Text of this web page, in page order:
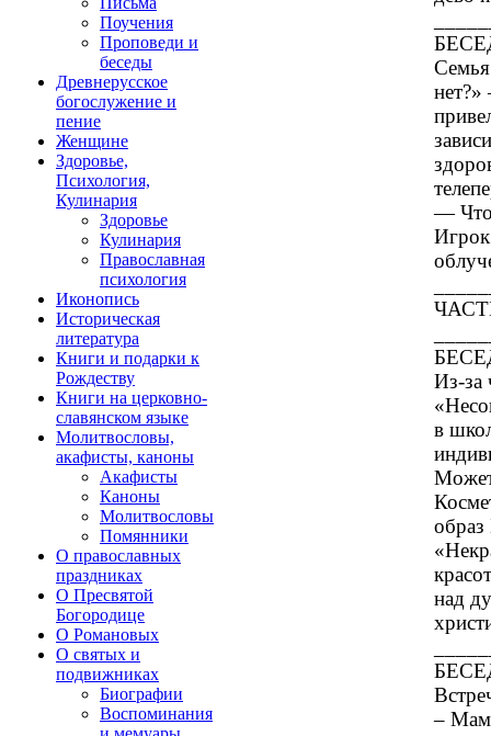
Поучения
Проповеди и
беседы
Древнерусское
богослужение и
пение
Женщине
Здоровье,
Психология,
Кулинария
Здоровье
Кулинария
Православная
психология
Иконопись
Историческая
литература
Книги и подарки к
Рождеству
Книги на церковно-
славянском языке
Молитвословы,
акафисты, каноны
Акафисты
Каноны
Молитвословы
Помянники
О православных
праздниках
О Пресвятой
Богородице
О Романовых
О святых и
подвижниках
Биографии
Воспоминания
— Что
Игрок
Из-за
в
над
–